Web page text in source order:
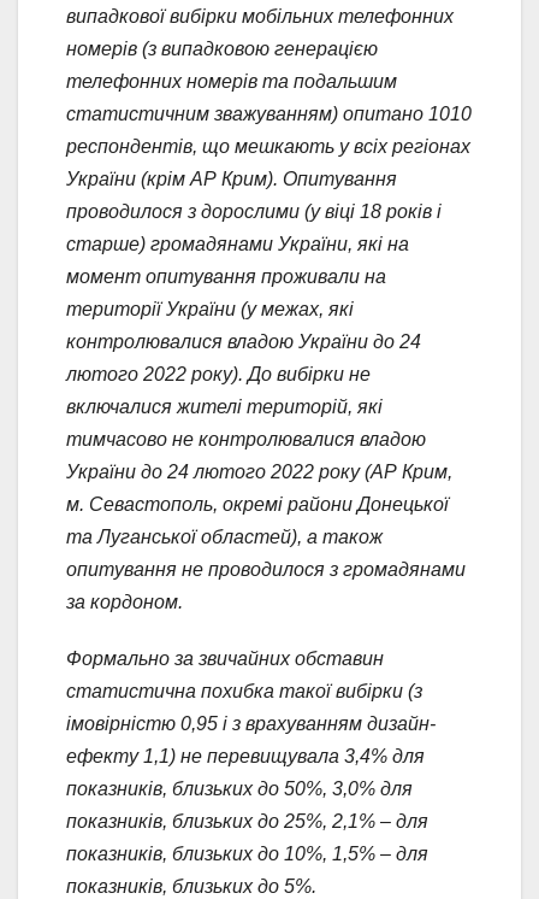
випадкової вибірки мобільних телефонних
номерів (з випадковою генерацією
телефонних номерів та подальшим
статистичним зважуванням) опитано 1010
респондентів, що мешкають у всіх регіонах
України (крім АР Крим). Опитування
проводилося з дорослими (у віці 18 років і
старше) громадянами України, які на
момент опитування проживали на
території України (у межах, які
контролювалися владою України до 24
лютого 2022 року). До вибірки не
включалися жителі територій, які
тимчасово не контролювалися владою
України до 24 лютого 2022 року (АР Крим,
м. Севастополь, окремі райони Донецької
та Луганської областей), а також
опитування не проводилося з громадянами
за кордоном.
Формально за звичайних обставин
статистична похибка такої вибірки (з
імовірністю 0,95 і з врахуванням дизайн-
ефекту 1,1) не перевищувала 3,4% для
показників, близьких до 50%, 3,0% для
показників, близьких до 25%, 2,1% – для
показників, близьких до 10%, 1,5% – для
показників, близьких до 5%.